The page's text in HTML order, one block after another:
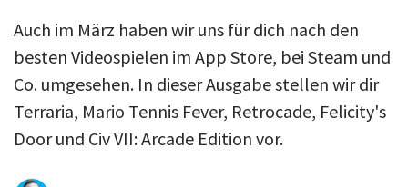
iPad
Tests
Tipps
Magazine
Auch im März haben wir uns für dich nach den
besten Videospielen im App Store, bei Steam und
Co. umgesehen. In dieser Ausgabe stellen wir dir
Terraria, Mario Tennis Fever, Retrocade, Felicity's
Door und Civ VII: Arcade Edition vor.